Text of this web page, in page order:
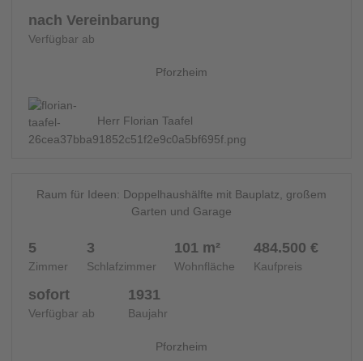
nach Vereinbarung
Verfügbar ab
Pforzheim
Herr Florian Taafel
Raum für Ideen: Doppelhaushälfte mit Bauplatz, großem
Garten und Garage
5
Zimmer
3
Schlafzimmer
101 m²
Wohnfläche
484.500 €
Kaufpreis
sofort
Verfügbar ab
1931
Baujahr
Pforzheim